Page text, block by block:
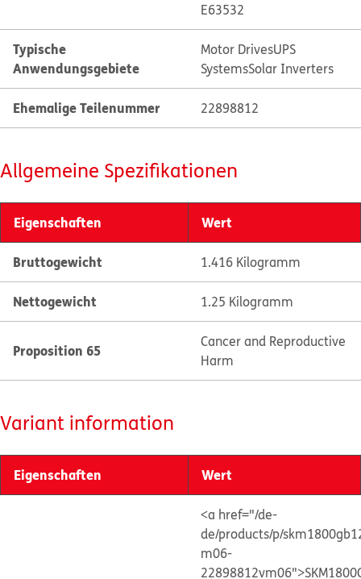
E63532
Typische
Anwendungsgebiete
Motor DrivesUPS
SystemsSolar Inverters
Ehemalige Teilenummer 22898812
Allgemeine Spezifikationen
Eigenschaften Wert
Bruttogewicht 1.416 Kilogramm
Nettogewicht 1.25 Kilogramm
Proposition 65
Cancer and Reproductive
Harm
Variant information
Eigenschaften Wert
<a href="/de-
de/products/p/
m06-